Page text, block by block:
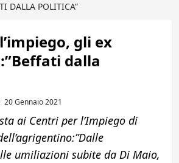
DALLA POLITICA”
gli ex
dalla
20 Gennaio 2021
ai Centri per l’Impiego di
umiliazioni subite da Di Maio,